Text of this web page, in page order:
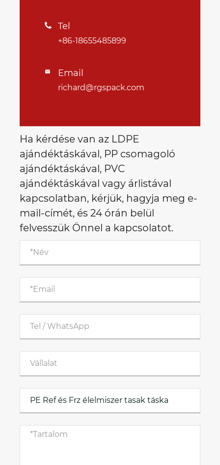
 Tel
+86-18655485899
 Email
richard@rgspack.com
Ha kérdése van az LDPE
ajándéktáskával, PP csomagoló
ajándéktáskával, PVC
ajándéktáskával vagy árlistával
kapcsolatban, kérjük, hagyja meg e-
mail-címét, és 24 órán belül
felvesszük Önnel a kapcsolatot.